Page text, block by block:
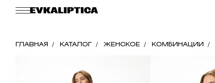
ГЛАВНАЯ КАТАЛОГ ЖЕНСКОЕ КОМБИНАЦИИ